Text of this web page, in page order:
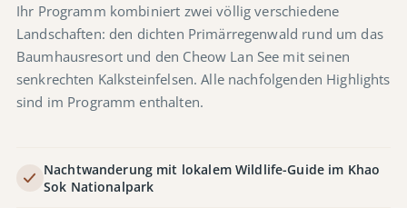
Ihr Programm kombiniert zwei völlig verschiedene
Landschaften: den dichten Primärregenwald rund um das
Baumhausresort und den Cheow Lan See mit seinen
senkrechten Kalksteinfelsen. Alle nachfolgenden Highlights
sind im Programm enthalten.
Nachtwanderung mit lokalem Wildlife-Guide im Khao
Sok Nationalpark